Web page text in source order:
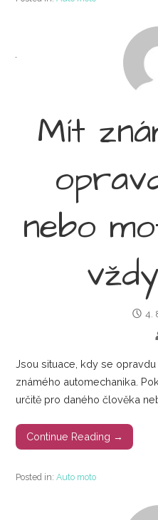
Mít
nebo
4.
Jsou situace, kdy se
známého automechanika.
určitě pro daného člověka
Continue Reading →
Posted in:Auto moto